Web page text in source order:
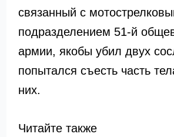
связанный с
подразделением 51-й
армии, якобы убил двух
попытался съесть часть
них.
Читайте также